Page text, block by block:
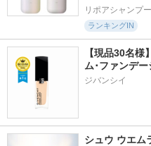
リポアシャンプ
ランキングIN
【現品30名様
ジバンシイ
シュウ ウエム